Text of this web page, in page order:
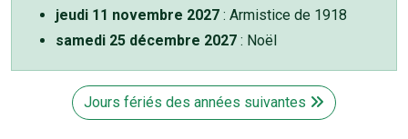
jeudi 11 novembre 2027 : Armistice de 1918
samedi 25 décembre 2027 : Noël
Jours fériés des années suivantes